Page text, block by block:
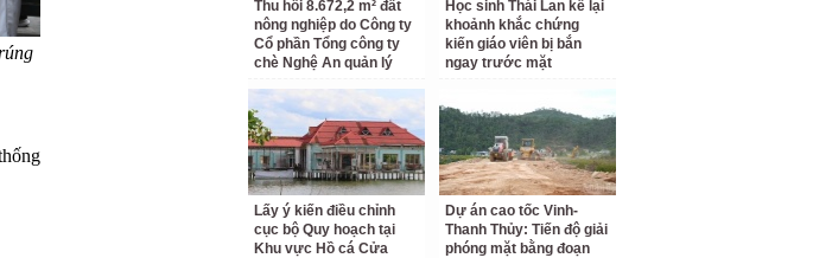
Thu hồi 8.672,2 m² đất
nông nghiệp do Công ty
Cổ phần Tổng công ty
chè Nghệ An quản lý
Học sinh Thái Lan kể lại
khoảnh khắc chứng
kiến giáo viên bị bắn
ngay trước mặt
Lấy ý kiến điều chỉnh
cục bộ Quy hoạch tại
Khu vực Hồ cá Cửa
Dự án cao tốc Vinh-
Thanh Thủy: Tiến độ giải
phóng mặt bằng đoạn